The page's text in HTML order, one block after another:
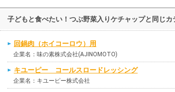
子どもと食べたい！つぶ野菜入りケチャップと同じ
回鍋肉（ホイコーロウ）用
企業名：味の素株式会社(AJINOMOTO)
キユーピー コールスロードレッシング
企業名：キユーピー株式会社